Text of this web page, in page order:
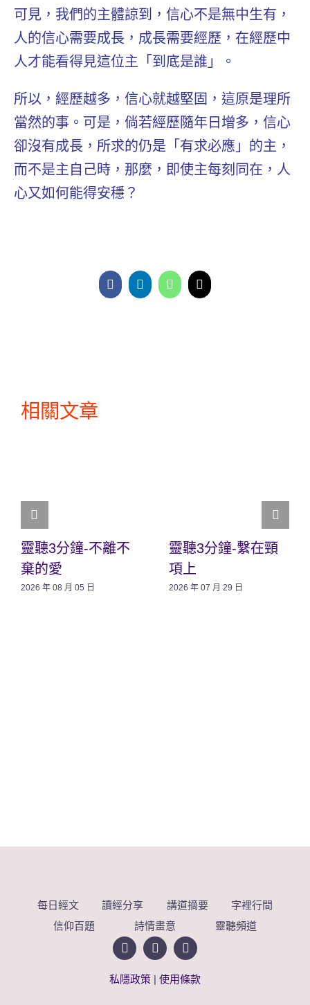
可見，我們的主體諒到，信心不是無中生有，
人的信心需要成長，成長需要經歷，在經歷中
人才能看得見這位主「到底是誰」
。
所以， 經歷越多，信心就越堅固 ，這原是理所
當然的事。可是，倘若經歷隨年日增多，信心
卻沒有成長，所求的仍是「有求必應」的主，
而不是主自己時，那麼，即使主每刻同在，人
心又如何能得安穩？
相關文章
靈聽3分鐘-不離不
棄的愛
2026 年 08 月 05 日
靈聽3分鐘-繫在頸
項上
2026 年 07 月 29 日
每日經文 讀經分享 講道摘要
字裡行間
信仰百題
詩情畫意 靈聽頻道
私隱政策 | 使用條款